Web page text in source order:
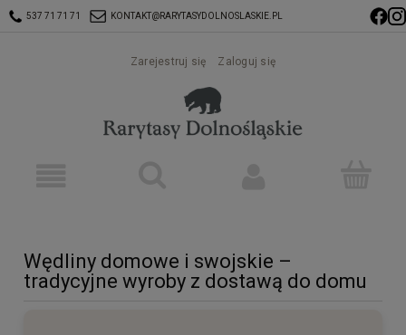
537 71 71 71 KONTAKT@RARYTASYDOLNOSLASKIE.PL
Zarejestruj się Zaloguj się
Wędliny domowe i swojskie –
tradycyjne wyroby z dostawą do domu